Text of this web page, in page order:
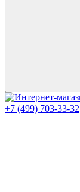
+7 (499) 703-33-32